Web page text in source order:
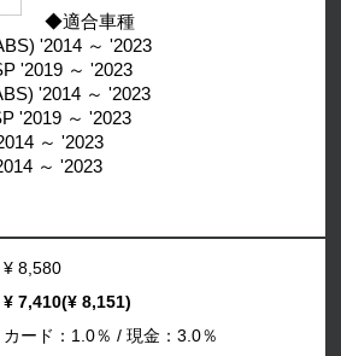
◆適合車種
'2014 ～ '2023
'2019 ～ '2023
'2014 ～ '2023
'2019 ～ '2023
～ '2023
～ '2023
¥ 8,580
¥ 7,410(¥ 8,151)
カード：1.0％ / 現金：3.0％